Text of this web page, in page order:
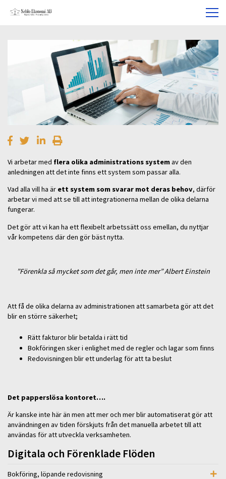
Vi arbetar med flera olika administrations systemav den
anledningen att det inte finns ett system som passar alla.
Vad alla vill ha är ett system som svarar mot deras behov, därför
arbetar vi med att se till att integrationerna mellan de olika delarna
fungerar.
Det gör att vi kan ha ett flexibelt arbetssätt oss emellan, du nyttjar
vår kompetens där den gör bäst nytta.
”Förenkla så mycket som det går, men inte mer” Albert Einstein
Att få de olika delarna av administrationen att samarbeta gör att det
blir en större säkerhet;
Rätt fakturor blir betalda i rätt tid
Bokföringen sker i enlighet med de regler och lagar som finns
Redovisningen blir ett underlag för att ta beslut
Det papperslösa kontoret….
Är kanske inte här än men att mer och mer blir automatiserat gör att
användningen av tiden förskjuts från det manuella arbetet till att
användas för att utveckla verksamheten.
Digitala och Förenklade Flöden
Bokföring, löpande redovisning